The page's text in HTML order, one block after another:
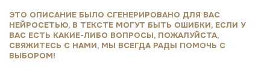
ЭТО ОПИСАНИЕ БЫЛО СГЕНЕРИРОВАНО ДЛЯ ВАС
НЕЙРОСЕТЬЮ, В ТЕКСТЕ МОГУТ БЫТЬ ОШИБКИ, ЕСЛИ У
ВАС ЕСТЬ КАКИЕ-ЛИБО ВОПРОСЫ, ПОЖАЛУЙСТА,
СВЯЖИТЕСЬ С НАМИ, МЫ ВСЕГДА РАДЫ ПОМОЧЬ С
ВЫБОРОМ!